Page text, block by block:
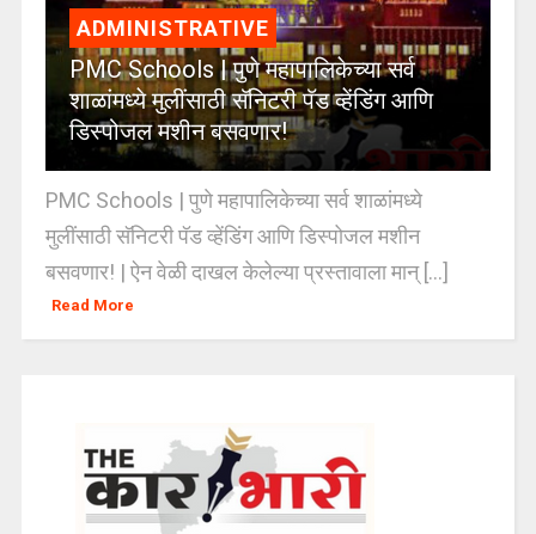
ADMINISTRATIVE
PMC Schools | पुणे महापालिकेच्या सर्व
शाळांमध्ये मुलींसाठी सॅनिटरी पॅड व्हेंडिंग आणि
डिस्पोजल मशीन बसवणार!
PMC Schools | पुणे महापालिकेच्या सर्व शाळांमध्ये
मुलींसाठी सॅनिटरी पॅड व्हेंडिंग आणि डिस्पोजल मशीन
बसवणार! | ऐन वेळी दाखल केलेल्या प्रस्तावाला मान् [...]
Read More